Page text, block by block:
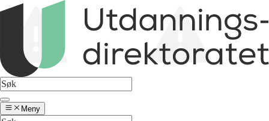
Meny